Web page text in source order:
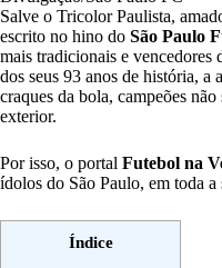
Salve o Tricolor Paulista,
escrito no hino do São Paulo
mais tradicionais e
dos seus 93 anos de história, a
craques da bola, campeões
exterior.
Por isso, o portal Futebol na
ídolos do São Paulo, em toda
Índice